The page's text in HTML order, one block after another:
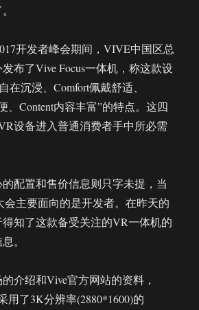
开发者峰会期间，VIVE中国区总
布了Vive Focus一体机，称这款设
在沉浸、Comfort佩戴舒适、
、Content内容丰富”的特点。这四
设备进入普通消费者手中所必需
配置和售价信息则只字未提，当
主要面向的是开发者。在昨天的
知了这款备受关注的VR一体机的
。
介绍和Vive官方网站的资料，
用了3K分辨率(2880*1600)的